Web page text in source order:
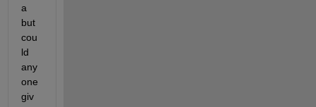
a
but
cou
ld
any
one
giv